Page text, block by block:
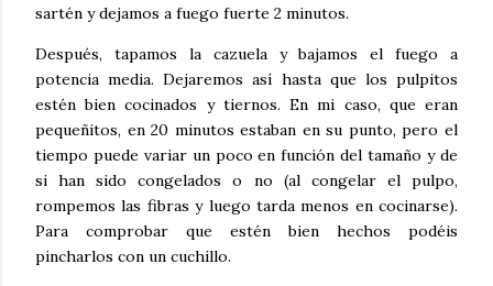
sartén y dejamos a fuego fuerte 2 minutos.
Después, tapamos la cazuela y bajamos el fuego a
potencia media. Dejaremos así hasta que los pulpitos
estén bien cocinados y tiernos. En mi caso, que eran
pequeñitos, en 20 minutos estaban en su punto, pero el
tiempo puede variar un poco en función del tamaño y de
si han sido congelados o no (al congelar el pulpo,
rompemos las fibras y luego tarda menos en cocinarse).
Para comprobar que estén bien hechos podéis
pincharlos con un cuchillo.